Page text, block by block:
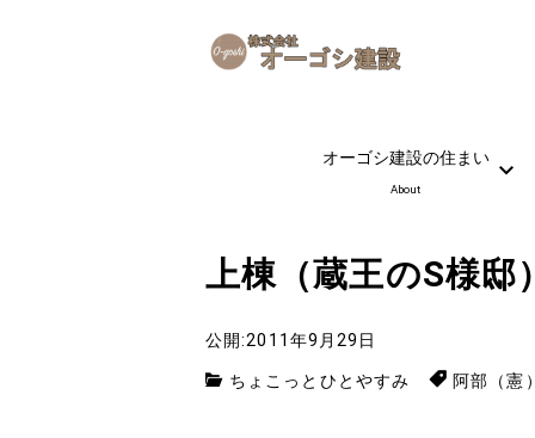
オーゴシ建設の住まい
About
上棟（蔵王のS様邸）
公開:2011年9月29日
ちょこっとひとやすみ
阿部（憲）